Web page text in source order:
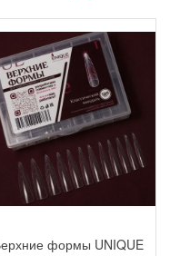
формы UNIQUE